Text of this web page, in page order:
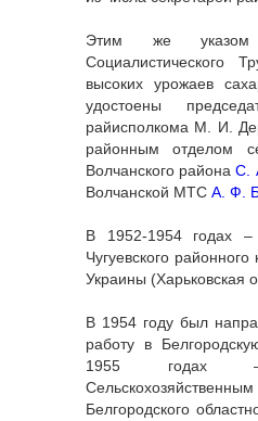
Этим же указом
Социалистического
высоких урожаев
удостоены
райисполкома М. И.
районным отделом
Волчанского районаС.
Волчанской МТС А. Ф.
В 1952-1954 годах –
Чугуевского
Украины (Харьковская
В 1954 году был
работу в
1955 годах –
Белгородского